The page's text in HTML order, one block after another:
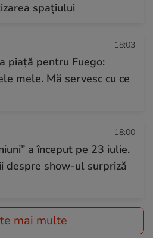
spaţiului
18:03
piață pentru Fuego:
mele. Mă servesc cu ce
18:00
a început pe 23 iulie.
despre show-ul surpriză
mai multe